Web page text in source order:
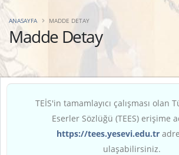
Madde Detay
ANASAYFA MADDE DETAY
TEİS'in tamamlayıcı çalışması olan
Eserler Sözlüğü (TEES) erişime
https://tees.yesevi.edu.tr
ulaşabilirsiniz.